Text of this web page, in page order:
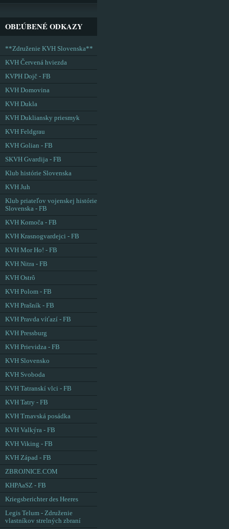
OBĽÚBENÉ ODKAZY
**Združenie KVH Slovenska**
KVH Červená hviezda
KVPH Dojč - FB
KVH Domovina
KVH Dukla
KVH Dukliansky priesmyk
KVH Feldgrau
KVH Golian - FB
SKVH Gvardija - FB
Klub histórie Slovenska
KVH Juh
Klub priateľov vojenskej histórie
Slovenska - FB
KVH Komoča - FB
KVH Krasnogvardejci - FB
KVH Mor Ho! - FB
KVH Nitra - FB
KVH Ostrô
KVH Polom - FB
KVH Prašník - FB
KVH Pravda víťazí - FB
KVH Pressburg
KVH Prievidza - FB
KVH Slovensko
KVH Svoboda
KVH Tatranskí vlci - FB
KVH Tatry - FB
KVH Trnavská posádka
KVH Valkýra - FB
KVH Viking - FB
KVH Západ - FB
ZBROJNICE.COM
KHPAaSZ - FB
Kriegsberichter des Heeres
Legis Telum - Združenie
vlastníkov strelných zbraní